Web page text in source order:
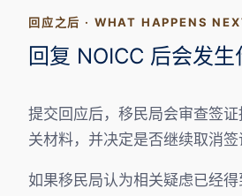
回应之后 · WHAT HAPPENS
回复 NOICC 后会发生
提交回应后，移民局会审查签
关材料，并决定是否继续取消签
如果移民局认为相关疑虑已经